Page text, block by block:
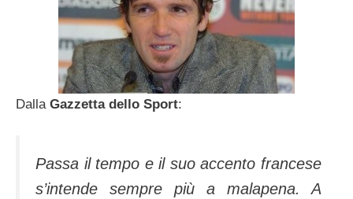
DallaGazzetta dello Sport:
Passa il tempo e il suo accento francese
s’intende sempre più a malapena. A